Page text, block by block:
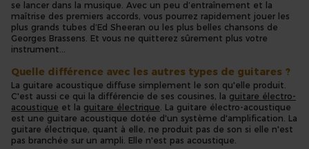
se lancer dans la musique. Avec un peu d’entraînement et la
maîtrise des premiers accords, vous pourrez rapidement jouer les
plus grands tubes d’Ed Sheeran ou les plus belles chansons de
Georges Brassens. Et vous ne quitterez sûrement plus votre
instrument...
Quelle différence avec les autres types de guitares ?
La guitare acoustique diffuse simplement le son qu'elle produit.
C'est aussi ce qui la différencie de ses cousines, la guitare électro-
acoustique et la guitare électrique. La guitare électro-acoustique
est une guitare acoustique dotée d'un système d'amplification. La
guitare électrique, quant à elle, ne produit pas de son si elle n'est
pas branchée sur un ampli. Elle n'est pas acoustique.